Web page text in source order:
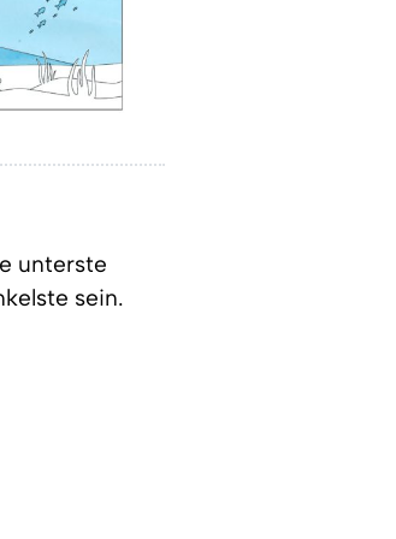
unterste
sein.